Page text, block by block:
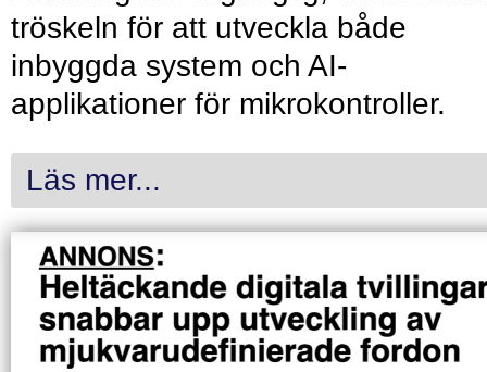
tröskeln för att utveckla både
inbyggda system och AI-
applikationer för mikrokontroller.
Läs mer...